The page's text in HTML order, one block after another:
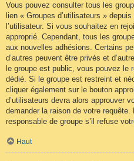
Vous pouvez consulter tous les
lien « Groupes d’utilisateurs »
l’utilisateur. Si vous souhaitez en
approprié. Cependant, tous les
aux nouvelles adhésions. Certains
d’autres peuvent être privés et
le groupe est public, vous pouvez le
dédié. Si le groupe est restreint et
cliquer également sur le bouton
d’utilisateurs devra alors approuver
demander la raison de votre
responsable de groupe s’il refuse
Haut